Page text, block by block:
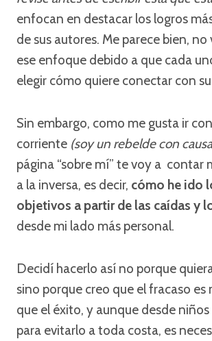
enfocan en destacar los logros
de sus autores. Me parece bien,
ese enfoque debido a que cada
elegir cómo quiere conectar con
Sin embargo, como me gusta ir
corriente (soy un rebelde con
página “sobre mí” te voy a contar
a la inversa, es decir, cómo he ido
objetivos a partir de las caídas y
desde mi lado más personal.
Decidí hacerlo así no porque
sino porque creo que el fracaso es
que el éxito, y aunque desde
para evitarlo a toda costa, es